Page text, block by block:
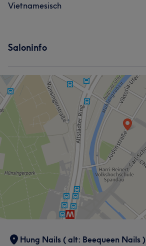
Vietnamesisch
Saloninfo
Hung Nails ( alt: Beequeen Nails )